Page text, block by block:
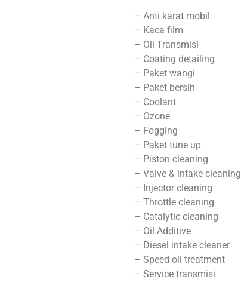
– Anti karat mobil
– Kaca film
– Oli Transmisi
– Coating detailing
– Paket wangi
– Paket bersih
– Coolant
– Ozone
– Fogging
– Paket tune up
– Piston cleaning
– Valve & intake cleaning
– Injector cleaning
– Throttle cleaning
– Catalytic cleaning
– Oil Additive
– Diesel intake cleaner
– Speed oil treatment
– Service transmisi